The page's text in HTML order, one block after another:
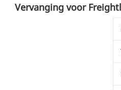
Vervanging voor